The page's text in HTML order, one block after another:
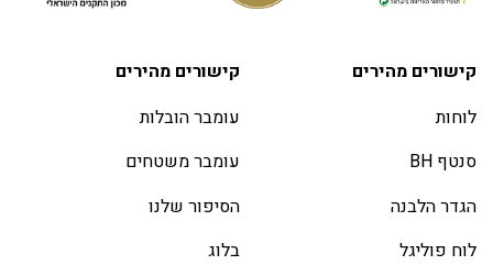
קישורים מהירים
לוחות
סנטף BH
הגדר הלבנה
לוח פוליגל
קישורים מהירים
עומבר הובלות
עומבר משטחים
הסיפור שלנו
בלוג